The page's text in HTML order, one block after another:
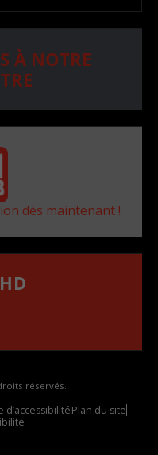
À NOTRE
dès maintenant !
réservés.
d’accessibilitéPlan du site